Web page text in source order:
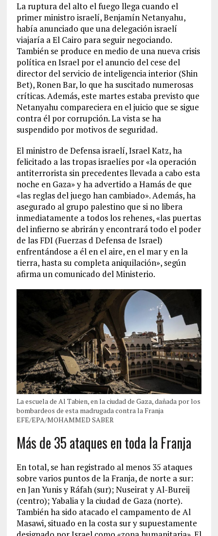
La ruptura del alto el fuego llega cuando el
primer ministro israelí, Benjamín Netanyahu,
había anunciado que una delegación israelí
viajaría a El Cairo para seguir negociando.
También se produce en medio de una nueva crisis
política en Israel por el anuncio del cese del
director del servicio de inteligencia interior (Shin
Bet), Ronen Bar, lo que ha suscitado numerosas
críticas. Además, este martes estaba previsto que
Netanyahu compareciera en el juicio que se sigue
contra él por corrupción. La vista se ha
suspendido por motivos de seguridad.
El ministro de Defensa israelí, Israel Katz, ha
felicitado a las tropas israelíes por «la operación
antiterrorista sin precedentes llevada a cabo esta
noche en Gaza» y ha advertido a Hamás de que
«las reglas del juego han cambiado». Además, ha
asegurado al grupo palestino que si no libera
inmediatamente a todos los rehenes, «las puertas
del infierno se abrirán y encontrará todo el poder
de las FDI (Fuerzas d Defensa de Israel)
enfrentándose a él en el aire, en el mar y en la
tierra, hasta su completa aniquilación», según
afirma un comunicado del Ministerio.
La escuela de Al Tabien, en la ciudad de Gaza, dañada por los
bombardeos de esta madrugada contra la Franja
EFE/EPA/MOHAMMED SABER
Más de 35 ataques en toda la Franja
En total, se han registrado al menos 35 ataques
sobre varios puntos de la Franja, de norte a sur:
en Jan Yunis y Ráfah (sur); Nuseirat y Al-Bureij
(centro); Yabalia y la ciudad de Gaza (norte).
También ha sido atacado el campamento de Al
Masawi, situado en la costa sur y supuestamente